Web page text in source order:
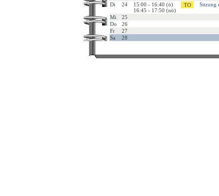
Di
24
15:00 - 16:40 (ö)
16:45 - 17:50 (nö)
Sitzung
Mi
25
Do
26
Fr
27
Sa
28